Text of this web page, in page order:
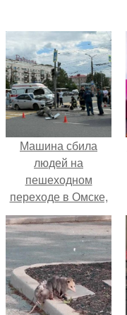
Машина сбила
людей на
пешеходном
переходе в Омске,
пострадали 8
человек.